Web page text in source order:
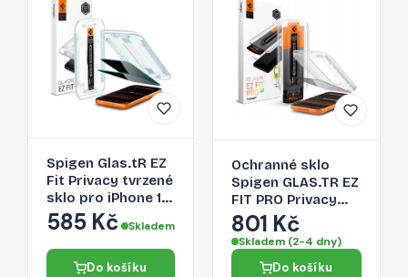
Spigen Glas.tR EZ
Fit Privacy tvrzené
sklo pro iPhone 16
Pro Max / 17 Pro
Max – 2 ks
585 Kč Skladem
Do košíku
Ochranné sklo
Spigen GLAS.TR EZ
FIT PRO Privacy
pro iPhone 16 Pro
Max / 17 Pro Max -
privacy (soukromí)
801 Kč
Skladem (2-4 dny)
Do košíku